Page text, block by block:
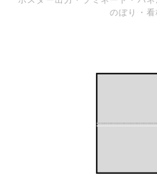
のぼり・